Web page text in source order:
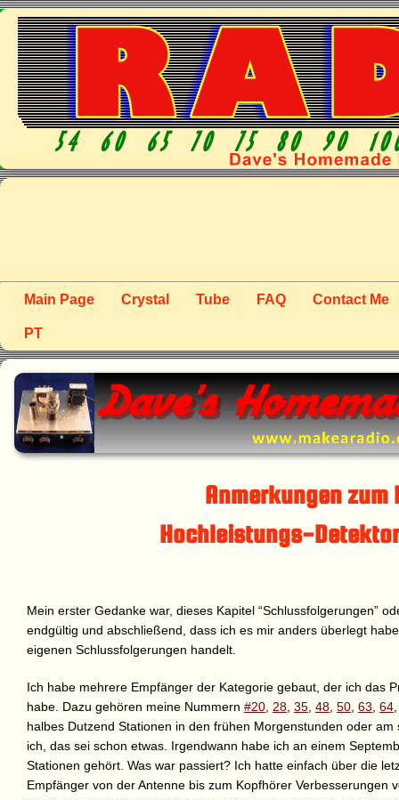
Main Page Crystal Tube FAQ Contact Me
PT
Anmerkungen zum
Hochleistungs-
Mein erster Gedanke war, dieses Kapitel “Schlussfolgerungen”
endgültig und abschließend, dass ich es mir anders überlegt
eigenen Schlussfolgerungen handelt.
Ich habe mehrere Empfänger der Kategorie gebaut, der ich das
habe. Dazu gehören meine Nummern #20 28 35 48 50 63 64
halbes Dutzend Stationen in den frühen Morgenstunden oder
ich, das sei schon etwas. Irgendwann habe ich an einem
Stationen gehört. Was war passiert? Ich hatte einfach über die
Empfänger von der Antenne bis zum Kopfhörer Verbesserungen